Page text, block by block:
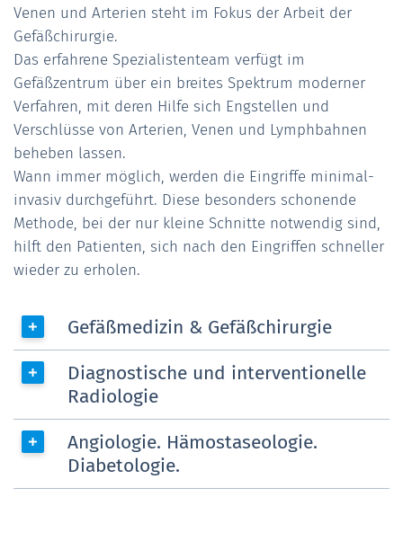
Venen und Arterien steht im Fokus der Arbeit der
Gefäßchirurgie.
Das erfahrene Spezialistenteam verfügt im
Gefäßzentrum über ein breites Spektrum moderner
Verfahren, mit deren Hilfe sich Engstellen und
Verschlüsse von Arterien, Venen und Lymphbahnen
beheben lassen.
Wann immer möglich, werden die Eingriffe minimal-
invasiv durchgeführt. Diese besonders schonende
Methode, bei der nur kleine Schnitte notwendig sind,
hilft den Patienten, sich nach den Eingriffen schneller
wieder zu erholen.
Gefäßmedizin & Gefäßchirurgie
Diagnostische und interventionelle
Radiologie
Angiologie. Hämostaseologie.
Diabetologie.